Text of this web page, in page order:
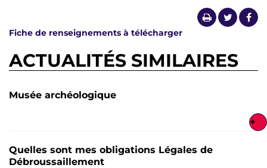
Fiche de renseignements à télécharger
ACTUALITÉS SIMILAIRES
Musée archéologique
+
Quelles sont mes obligations Légales de
Débroussaillement